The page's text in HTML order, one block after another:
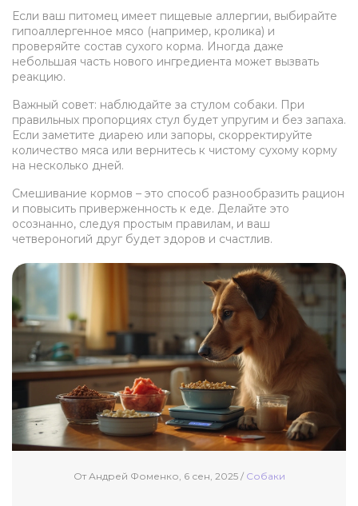
Если ваш питомец имеет пищевые аллергии, выбирайте
гипоаллергенное мясо (например, кролика) и
проверяйте состав сухого корма. Иногда даже
небольшая часть нового ингредиента может вызвать
реакцию.
Важный совет: наблюдайте за стулом собаки. При
правильных пропорциях стул будет упругим и без запаха.
Если заметите диарею или запоры, скорректируйте
количество мяса или вернитесь к чистому сухому корму
на несколько дней.
Смешивание кормов – это способ разнообразить рацион
и повысить приверженность к еде. Делайте это
осознанно, следуя простым правилам, и ваш
четвероногий друг будет здоров и счастлив.
От Андрей Фоменко, 6 сен, 2025 / Собаки